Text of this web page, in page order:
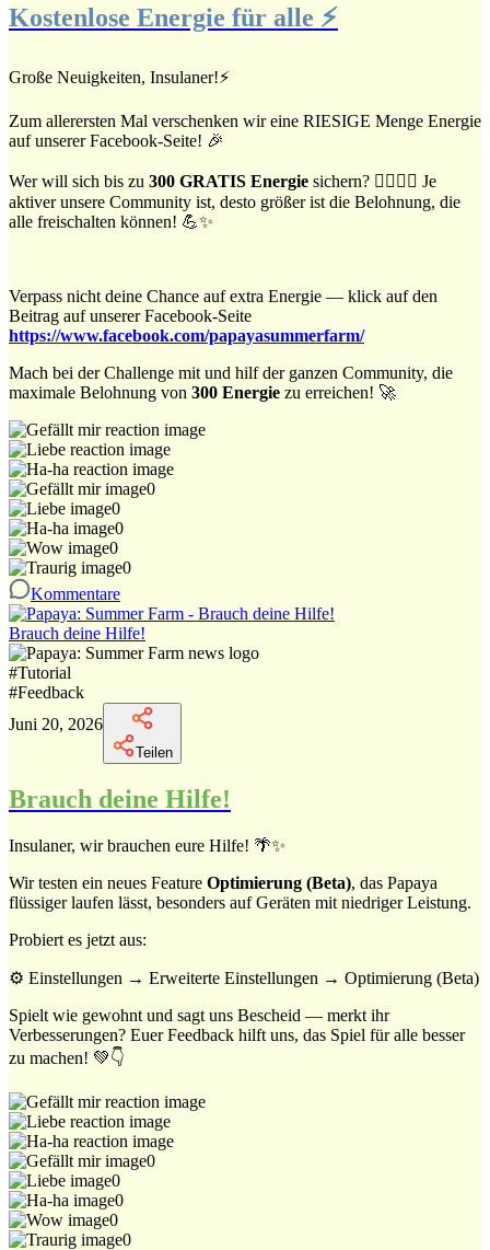
Kostenlose Energie für alle ⚡
Große Neuigkeiten, Insulaner!⚡
Zum allerersten Mal verschenken wir eine RIESIGE Menge Energie
auf unserer Facebook-Seite! 🎉
Wer will sich bis zu 300 GRATIS Energie sichern? 🙋‍♀️🙋‍♂️ Je
aktiver unsere Community ist, desto größer ist die Belohnung, die
alle freischalten können! 💪✨
Verpass nicht deine Chance auf extra Energie — klick auf den
Beitrag auf unserer Facebook-Seite
https://www.facebook.com/papayasummerfarm/
Mach bei der Challenge mit und hilf der ganzen Community, die
maximale Belohnung von 300 Energie zu erreichen! 🚀
0
0
0
0
0
Kommentare
Brauch deine Hilfe!
#Tutorial
#Feedback
Juni 20, 2026
Teilen
Brauch deine Hilfe!
Insulaner, wir brauchen eure Hilfe! 🌴✨
Wir testen ein neues Feature Optimierung (Beta), das Papaya
flüssiger laufen lässt, besonders auf Geräten mit niedriger Leistung.
Probiert es jetzt aus:
⚙️ Einstellungen → Erweiterte Einstellungen → Optimierung (Beta)
Spielt wie gewohnt und sagt uns Bescheid — merkt ihr
Verbesserungen? Euer Feedback hilft uns, das Spiel für alle besser
zu machen! 💚👇
0
0
0
0
0